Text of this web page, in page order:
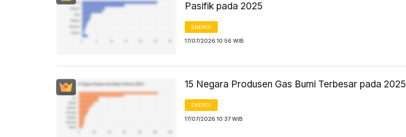
Pasifik pada 2025
ENERGI
17/07/2026 10:56 WIB
15 Negara Produsen Gas Bumi Terbesar pada 2025
ENERGI
17/07/2026 10:37 WIB